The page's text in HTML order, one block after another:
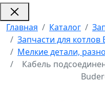
Главная Каталог
Запчасти для котлов
Мелкие детали,
Кабель